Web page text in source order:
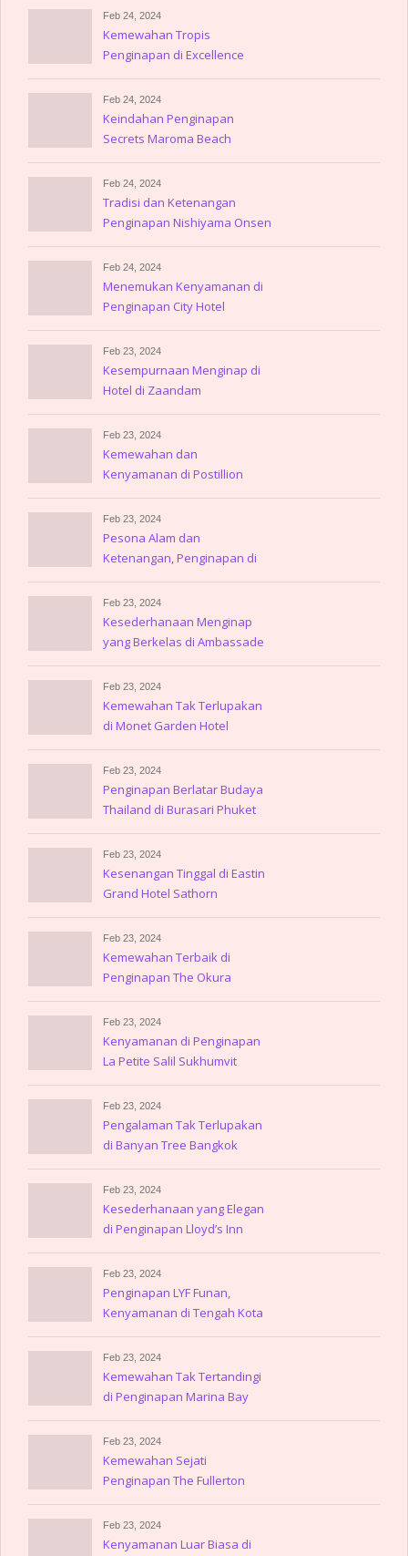
Feb 24, 2024
Kemewahan Tropis
Penginapan di Excellence
Playa Mujeres
Feb 24, 2024
Keindahan Penginapan
Secrets Maroma Beach
Riviera Cancun
Feb 24, 2024
Tradisi dan Ketenangan
Penginapan Nishiyama Onsen
Keiunkan
Feb 24, 2024
Menemukan Kenyamanan di
Penginapan City Hotel
Amerika
Feb 23, 2024
Kesempurnaan Menginap di
Hotel di Zaandam
Feb 23, 2024
Kemewahan dan
Kenyamanan di Postillion
Hotel Amsterdam
Feb 23, 2024
Pesona Alam dan
Ketenangan, Penginapan di
Gulpen
Feb 23, 2024
Kesederhanaan Menginap
yang Berkelas di Ambassade
Hotel
Feb 23, 2024
Kemewahan Tak Terlupakan
di Monet Garden Hotel
Amsterdam
Feb 23, 2024
Penginapan Berlatar Budaya
Thailand di Burasari Phuket
Feb 23, 2024
Kesenangan Tinggal di Eastin
Grand Hotel Sathorn
Feb 23, 2024
Kemewahan Terbaik di
Penginapan The Okura
Prestige Bangkok
Feb 23, 2024
Kenyamanan di Penginapan
La Petite Salil Sukhumvit
Thonglor
Feb 23, 2024
Pengalaman Tak Terlupakan
di Banyan Tree Bangkok
Feb 23, 2024
Kesederhanaan yang Elegan
di Penginapan Lloyd’s Inn
Feb 23, 2024
Penginapan LYF Funan,
Kenyamanan di Tengah Kota
Feb 23, 2024
Kemewahan Tak Tertandingi
di Penginapan Marina Bay
Sands
Feb 23, 2024
Kemewahan Sejati
Penginapan The Fullerton
Hotel Singapore
Feb 23, 2024
Kenyamanan Luar Biasa di